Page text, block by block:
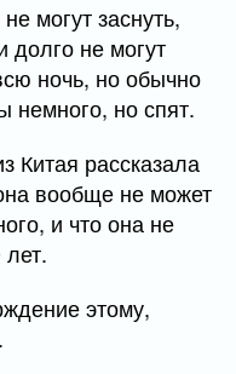
могут заснуть,
долго не могут
ночь, но обычно
немного, но спят.
Китая рассказала
вообще не может
и что она не
этому,